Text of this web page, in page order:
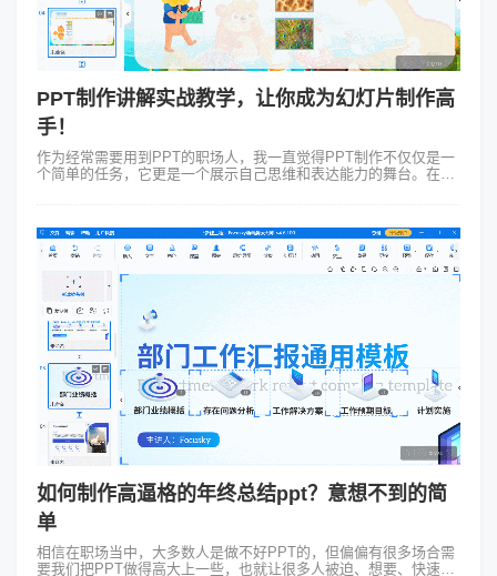
PPT制作讲解实战教学，让你成为幻灯片制作高
手！
作为经常需要用到PPT的职场人，我一直觉得PPT制作不仅仅是一
个简单的任务，它更是一个展示自己思维和表达能力的舞台。在这
如何制作高逼格的年终总结ppt？意想不到的简
单
相信在职场当中，大多数人是做不好PPT的，但偏偏有很多场合需
要我们把PPT做得高大上一些，也就让很多人被迫、想要、快速做